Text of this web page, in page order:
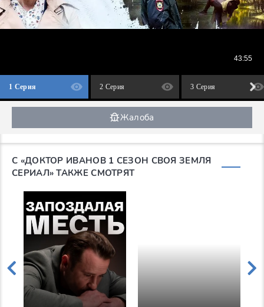
1 Серия 2 Серия 3 Серия
Жалоба
С «ДОКТОР ИВАНОВ 1 СЕЗОН СВОЯ ЗЕМЛЯ
СЕРИАЛ» ТАКЖЕ СМОТРЯТ